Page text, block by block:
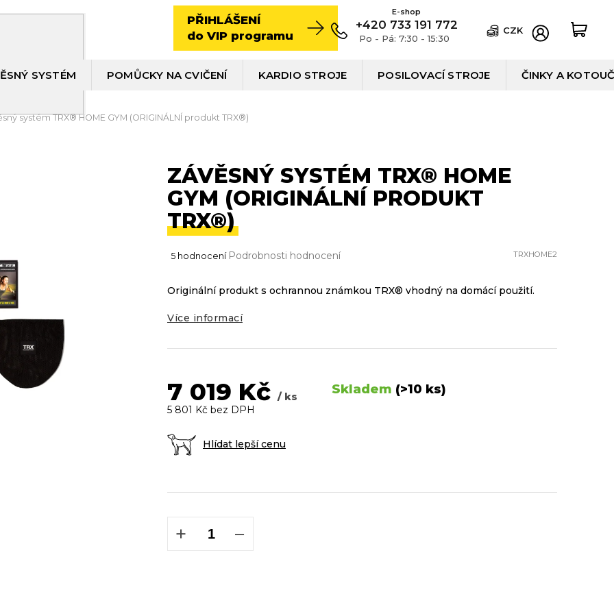
PŘIHLÁŠENÍ
do VIP programu
+420 733 191 772
Po - Pá: 7:30 - 15:30
CZK
SYSTÉM POMŮCKY NA CVIČENÍ KARDIO STROJE POSILOVACÍ STROJE ČINKY A
systém TRX® HOME GYM (ORIGINÁLNÍ produkt TRX®)
ZÁVĚSNÝ SYSTÉM TRX® HOME
GYM (ORIGINÁLNÍ PRODUKT
TRX®)
TRXHOME2
Průměrné
je
z
hvězdiček.
5 hodnocení Podrobnosti hodnocení
7 019 Kč / ks Skladem (>10 ks)
Hlídat lepší cenu
5 801 Kč bez DPH
+ −
Originální produkt s ochrannou známkou TRX® vhodný na domácí použití.
Více informací